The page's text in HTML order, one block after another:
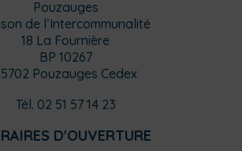
Pouzauges
de l’Intercommunalité
18 La Fournière
BP 10267
Pouzauges Cedex
Tél. 02 51 57 14 23
D'OUVERTURE